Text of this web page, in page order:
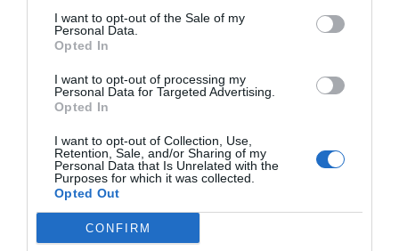
I want to opt-out of the Sale of my
Personal Data.
Opted In
I want to opt-out of processing my
Personal Data for Targeted Advertising.
Opted In
I want to opt-out of Collection, Use,
Retention, Sale, and/or Sharing of my
Personal Data that Is Unrelated with the
Purposes for which it was collected.
Opted Out
CONFIRM
AfegirVIA Empresa
com a font preferida de
Google de forma gratuïta
ACTIVAR ARA